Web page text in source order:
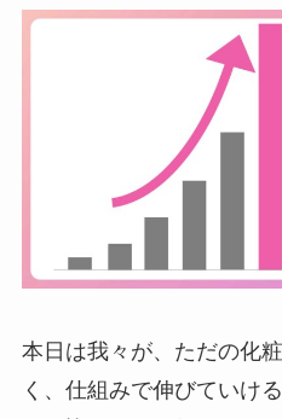
本日は我々が、ただの化
く、仕組みで伸びていけ